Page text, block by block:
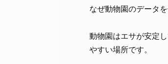
なぜ動物園のデータ
動物園はエサが安定
やすい場所です。